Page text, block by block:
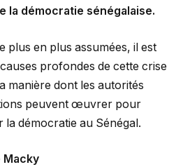
la démocratie sénégalaise.
plus en plus assumées, il est
profondes de cette crise
manière dont les autorités
peuvent œuvrer pour
démocratie au Sénégal.
Macky